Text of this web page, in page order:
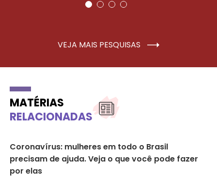
VEJA MAIS PESQUISAS
MATÉRIAS
RELACIONADAS
Coronavírus: mulheres em todo o Brasil
precisam de ajuda. Veja o que você pode fazer
por elas